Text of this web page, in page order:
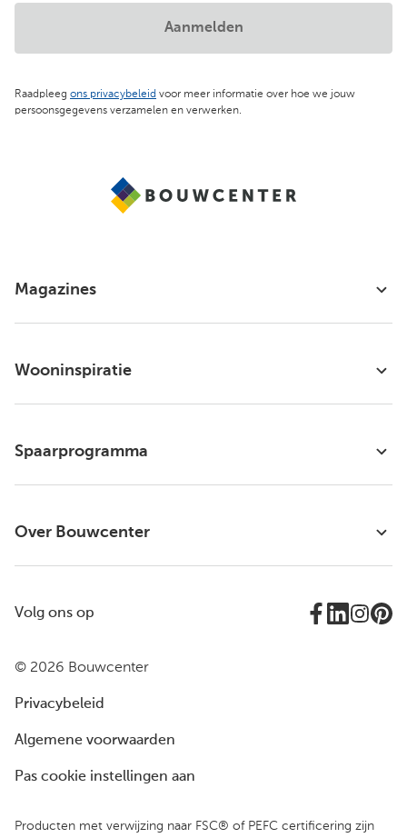
Raadpleeg ons privacybeleid voor meer informatie over hoe we jouw
persoonsgegevens verzamelen en verwerken.
Aanmelden
Magazines
Wooninspiratie
Spaarprogramma
Over Bouwcenter
© 2026 Bouwcenter
Privacybeleid
Algemene voorwaarden
Pas cookie instellingen aan
Volg ons op
Producten met verwijzing naar FSC® of PEFC certificering zijn